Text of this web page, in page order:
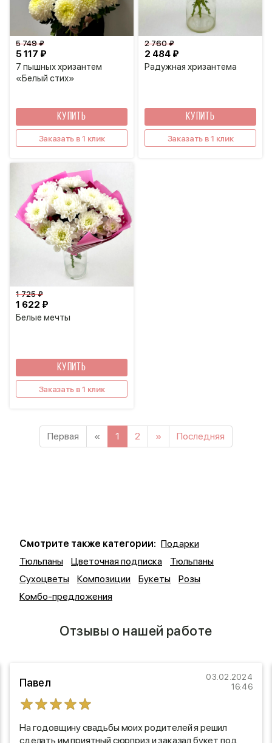
7 пышных хризантем
«Белый стих»
5 117 ₽
5 749 ₽
КУПИТЬ
Заказать в 1 клик
Радужная хризантема
2 484 ₽
2 760 ₽
КУПИТЬ
Заказать в 1 клик
Белые мечты
1 622 ₽
1 725 ₽
КУПИТЬ
Заказать в 1 клик
Первая « 1 2 » Последняя
Смотрите также категории: Подарки
Тюльпаны
Цветочная подписка
Тюльпаны
Сухоцветы
Композиции Букеты
Розы
Комбо-предложения
Отзывы о нашей работе
Павел
03.02.2024
16:46
На годовщину свадьбы моих родителей я решил
сделать им приятный сюрприз и заказал букет под